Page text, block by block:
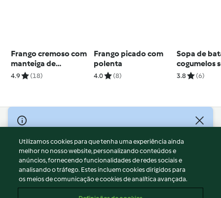
Frango cremoso com
manteiga de
especiarias (Murgh
4.9 (18)
Frango picado com
polenta
4.0 (8)
Sopa de
cogumelos
3.8 (6)
© Copyright 2026
Termos de Utilização
Aviso sobre Proteção de Dados
Aviso
Apoio legal
Utilizamos cookies para que tenha uma experiência ainda
melhor no nosso website, personalizando conteúdos e
anúncios, fornecendo funcionalidades de redes sociais e
analisando o tráfego. Estes incluem cookies dirigidos para
os meios de comunicação e cookies de analítica avançada.